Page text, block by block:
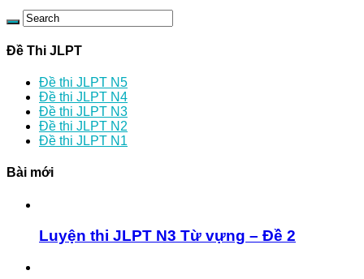
Đề Thi JLPT
Đề thi JLPT N5
Đề thi JLPT N4
Đề thi JLPT N3
Đề thi JLPT N2
Đề thi JLPT N1
Bài mới
Luyện thi JLPT N3 Từ vựng – Đề 2